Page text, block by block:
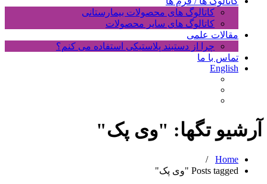
کاتالوگ های محصولات بیمارستانی
کاتالوگ های سایر محصولات
مقالات علمی
چرا از دستبند پلاستیکی استفاده می کنم؟
تماس با ما
English
آرشیو تگها: "وی پک"
Home
/
Posts tagged "وی پک"